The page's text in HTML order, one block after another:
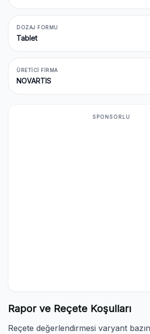
DOZAJ FORMU
Tablet
ÜRETICI FIRMA
NOVARTIS
SPONSORLU
Rapor ve Reçete Koşulları
Reçete değerlendirmesi varyant